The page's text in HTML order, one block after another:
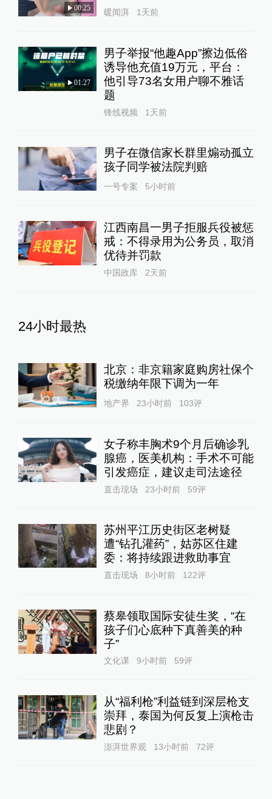
00:25 暖闻湃 1天前
01:27
男子举报“他趣App”擦边低俗
诱导他充值19万元，平台：
他引导73名女用户聊不雅话
题
锋线视频 1天前
男子在微信家长群里煽动孤立
孩子同学被法院判赔
一号专案 5小时前
江西南昌一男子拒服兵役被惩
戒：不得录用为公务员，取消
优待并罚款
中国政库 2天前
24小时最热
北京：非京籍家庭购房社保个
税缴纳年限下调为一年
地产界 23小时前 103评
女子称丰胸术9个月后确诊乳
腺癌，医美机构：手术不可能
引发癌症，建议走司法途径
直击现场 23小时前 59评
苏州平江历史街区老树疑
遭“钻孔灌药”，姑苏区住建
委：将持续跟进救助事宜
直击现场 8小时前 122评
蔡皋领取国际安徒生奖，“在
孩子们心底种下真善美的种
子”
文化课 9小时前 59评
从“福利枪”利益链到深层枪支
崇拜，泰国为何反复上演枪击
悲剧？
澎湃世界观 13小时前 72评